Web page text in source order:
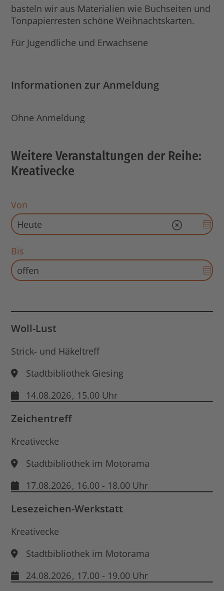
basteln wir aus Materialien wie Buchseiten und
Tonpapierresten schöne Weihnachtskarten.
Für Jugendliche und Erwachsene
Informationen zur Anmeldung
Ohne Anmeldung
Weitere Veranstaltungen der Reihe:
Kreativecke
Von
Eingabe
Bis
Woll-Lust
Strick- und Häkeltreff
Stadtbibliothek Giesing
14.08.2026, 15.00 Uhr
Zeichentreff
Kreativecke
Stadtbibliothek im Motorama
17.08.2026, 16.00 - 18.00 Uhr
Lesezeichen-Werkstatt
Kreativecke
Stadtbibliothek im Motorama
24.08.2026, 17.00 - 19.00 Uhr